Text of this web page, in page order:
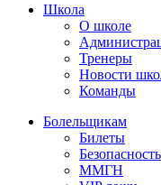
Школа
О школе
Тренеры
Новости
Команды
Болельщикам
Билеты
Безопасность
ММГН